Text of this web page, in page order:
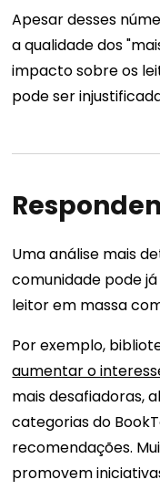
Apesar desses
a qualidade dos
impacto sobre os
pode ser
Uma análise mais
comunidade pode
leitor em massa
Por exemplo,
aumentar o
mais desafiadoras,
categorias do
recomendações.
promovem